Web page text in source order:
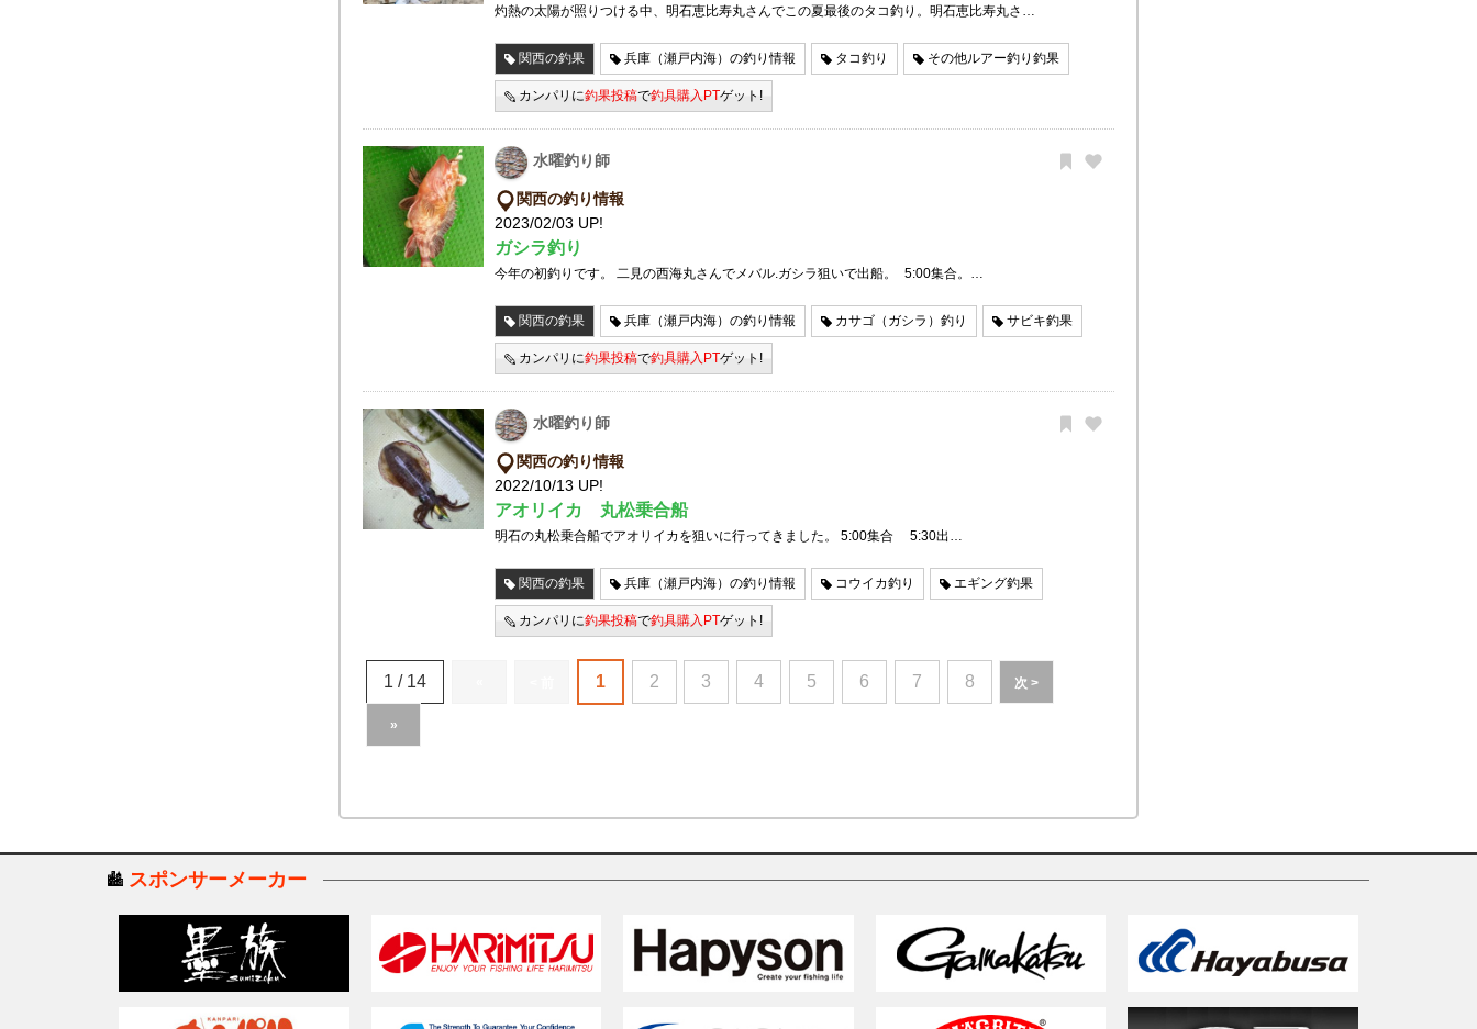
灼熱の太陽が照りつける中、明石恵比寿丸さんでこの夏最後のタコ釣り。明石恵比寿丸さ…
関西の釣果 兵庫（瀬戸内海）の釣り情報 タコ釣り その他ルアー釣り釣果
カンパリに釣果投稿で釣具購入PTゲット!
水曜釣り師
関西の釣り情報
2023/02/03 UP!
ガシラ釣り
今年の初釣りです。 二見の西海丸さんでメバル.ガシラ狙いで出船。 5:00集合。…
関西の釣果 兵庫（瀬戸内海）の釣り情報 カサゴ（ガシラ）釣り サビキ釣果
カンパリに釣果投稿で釣具購入PTゲット!
水曜釣り師
関西の釣り情報
2022/10/13 UP!
アオリイカ 丸松乗合船
明石の丸松乗合船でアオリイカを狙いに行ってきました。 5:00集合 5:30出…
関西の釣果 兵庫（瀬戸内海）の釣り情報 コウイカ釣り エギング釣果
カンパリに釣果投稿で釣具購入PTゲット!
1 / 14 1 2 3 4 5 6 7 8 次 >
»
スポンサーメーカー